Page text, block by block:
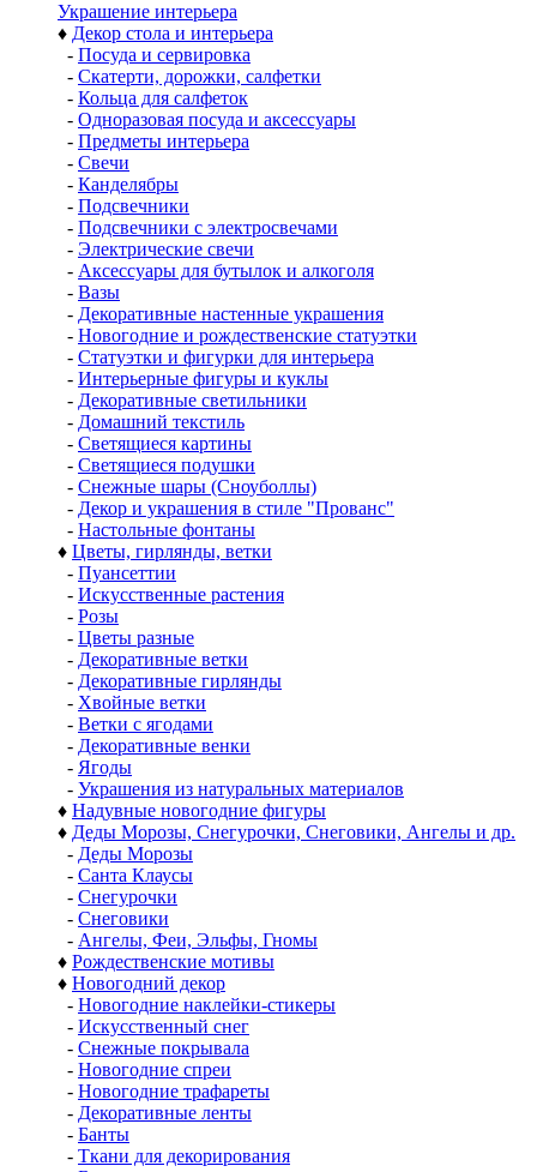
Украшение интерьера
♦ Декор стола и интерьера
- Посуда и сервировка
- Скатерти, дорожки, салфетки
- Кольца для салфеток
- Одноразовая посуда и аксессуары
- Предметы интерьера
- Свечи
- Канделябры
- Подсвечники
- Подсвечники с электросвечами
- Электрические свечи
- Аксессуары для бутылок и алкоголя
- Вазы
- Декоративные настенные украшения
- Новогодние и рождественские статуэтки
- Статуэтки и фигурки для интерьера
- Интерьерные фигуры и куклы
- Декоративные светильники
- Домашний текстиль
- Светящиеся картины
- Светящиеся подушки
- Снежные шары (Сноуболлы)
- Декор и украшения в стиле "Прованс"
- Настольные фонтаны
♦ Цветы, гирлянды, ветки
- Пуансеттии
- Искусственные растения
- Розы
- Цветы разные
- Декоративные ветки
- Декоративные гирлянды
- Хвойные ветки
- Ветки с ягодами
- Декоративные венки
- Ягоды
- Украшения из натуральных материалов
♦ Надувные новогодние фигуры
♦ Деды Морозы, Снегурочки, Снеговики, Ангелы и др.
- Деды Морозы
- Санта Клаусы
- Снегурочки
- Снеговики
- Ангелы, Феи, Эльфы, Гномы
♦ Рождественские мотивы
♦ Новогодний декор
- Новогодние наклейки-стикеры
- Искусственный снег
- Снежные покрывала
- Новогодние спреи
- Новогодние трафареты
- Декоративные ленты
- Банты
- Ткани для декорирования